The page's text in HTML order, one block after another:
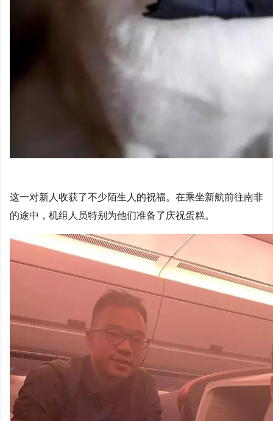
这一对新人收获了不少陌生人的祝福。在乘坐新航前往南非
的途中，机组人员特别为他们准备了庆祝蛋糕。